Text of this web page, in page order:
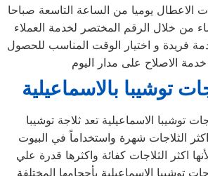
الاعطال يوميا من الساعة التاسعة صباحا
فريدة و اختيار الوقت المناسب للحصول
الاصلاح على مدار اليوم
توشيبا بالاسماعيلية
الثلاجات شهرة واستخداماً في البيوت
اكثر الثلاجات كفائة واكثرها قدرة علي
توشيبا الاسماعيلية بأحجامها المختلفة